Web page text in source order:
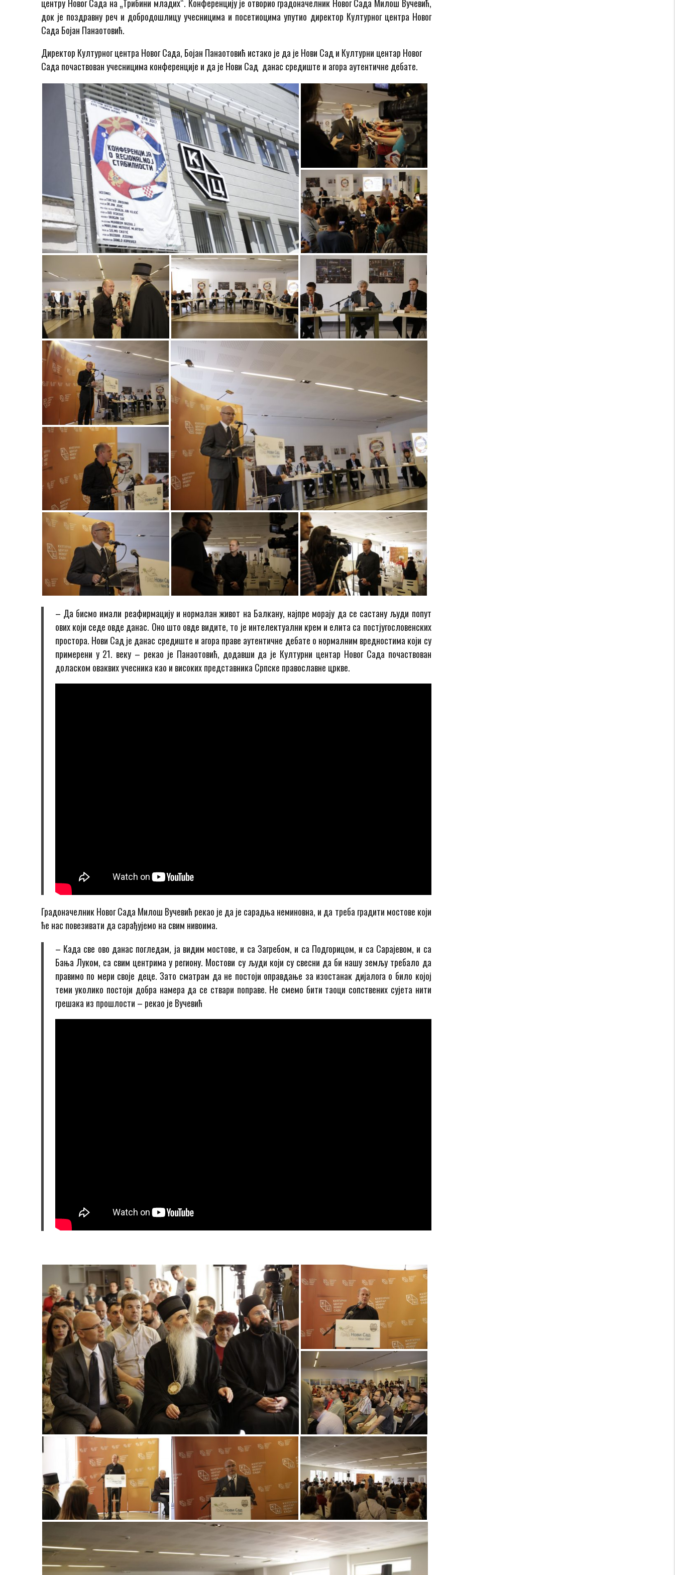
центру Новог Сада на „Трибини младих“. Конференцију је отворио градоначелник Новог Сада Милош Вучевић,
док је поздравну реч и добродошлицу учесницима и посетиоцима упутио директор Културног центра Новог
Сада Бојан Панаотовић.
Директор Културног центра Новог Сада, Бојан Панаотовић истако је да је Нови Сад и Културни центар Новог
Сада почаствован учесницима конференције и да је Нови Сад данас средиште и агора аутентичне дебате.
– Да бисмо имали реафирмацију и нормалан живот на Балкану, најпре морају да се састану људи попут
ових који седе овде данас. Оно што овде видите, то је интелектуални крем и елита са постјугословенских
простора. Нови Сад је данас средиште и агора праве аутентичне дебате о нормалним вредностима који су
примерени у 21. веку – рекао је Панаотовић, додавши да је Културни центар Новог Сада почаствован
доласком оваквих учесника као и високих представника Српске православне цркве.
Градоначелник Новог Сада Милош Вучевић рекао је да је сарадња неминовна, и да треба градити мостове који
ће нас повезивати да сарађујемо на свим нивоима.
– Када све ово данас погледам, ја видим мостове, и са Загребом, и са Подгорицом, и са Сарајевом, и са
Бања Луком, са свим центрима у региону. Мостови су људи који су свесни да би нашу земљу требало да
правимо по мери своје деце. Зато сматрам да не постоји оправдање за изостанак дијалога о било којој
теми уколико постоји добра намера да се ствари поправе. Не смемо бити таоци сопствених сујета нити
грешака из прошлости – рекао је Вучевић